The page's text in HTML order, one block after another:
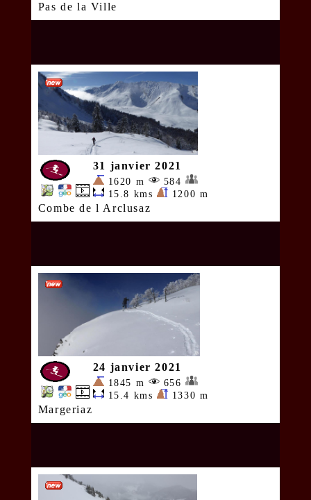
Pas de la Ville
31 janvier 2021
1620 m
584
15.8 kms
1200 m
Combe de l Arclusaz
24 janvier 2021
1845 m
656
15.4 kms
1330 m
Margeriaz